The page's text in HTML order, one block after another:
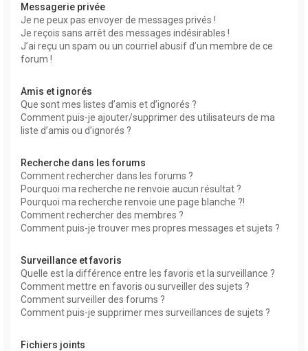
Messagerie privée
Je ne peux pas envoyer de messages privés !
Je reçois sans arrêt des messages indésirables !
J’ai reçu un spam ou un courriel abusif d’un membre de ce
forum !
Amis et ignorés
Que sont mes listes d’amis et d’ignorés ?
Comment puis-je ajouter/supprimer des utilisateurs de ma
liste d’amis ou d’ignorés ?
Recherche dans les forums
Comment rechercher dans les forums ?
Pourquoi ma recherche ne renvoie aucun résultat ?
Pourquoi ma recherche renvoie une page blanche ?!
Comment rechercher des membres ?
Comment puis-je trouver mes propres messages et sujets ?
Surveillance et favoris
Quelle est la différence entre les favoris et la surveillance ?
Comment mettre en favoris ou surveiller des sujets ?
Comment surveiller des forums ?
Comment puis-je supprimer mes surveillances de sujets ?
Fichiers joints